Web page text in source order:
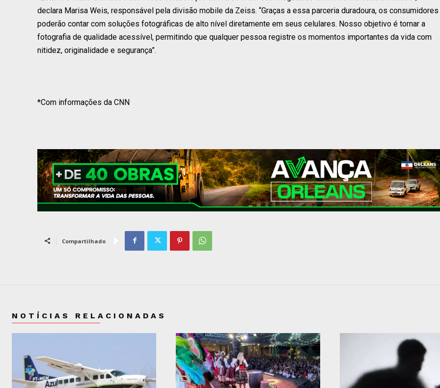
declara Marisa Weis, responsável pela divisão mobile da Zeiss. “Graças a essa parceria duradoura, os consumidores
poderão contar com soluções fotográficas de alto nível diretamente em seus celulares. Nosso objetivo é tornar a
fotografia de qualidade acessível, permitindo que qualquer pessoa registre os momentos importantes da vida com
nitidez, originalidade e segurança”.
*Com informações da CNN
Compartilhado
NOTÍCIAS RELACIONADAS